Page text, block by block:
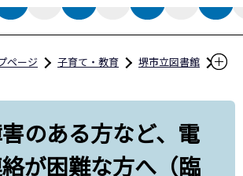
ページ 子育て・教育
堺市立図書館
へ（臨時休館中の予約資料貸出）
のある方など、電
が困難な方へ（臨